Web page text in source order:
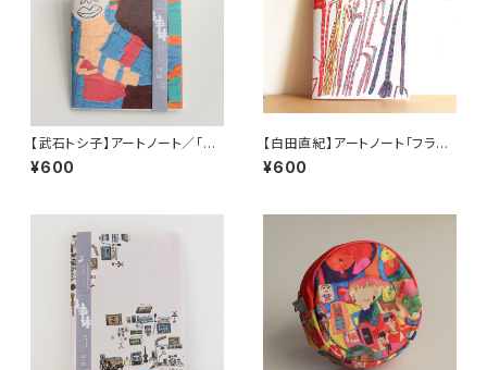
【武石トシ子】アートノート／「イ
ンド・ヨガのポーズ」
¥600
【白田直紀】アートノート「フラミ
ンゴ」
¥600